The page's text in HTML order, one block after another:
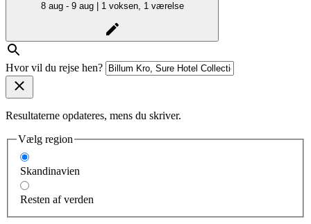
8 aug - 9 aug | 1 voksen, 1 værelse
Hvor vil du rejse hen?
Resultaterne opdateres, mens du skriver.
Vælg region
Skandinavien
Resten af verden